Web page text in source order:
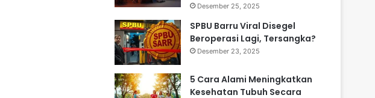
Desember 25, 2025
SPBU Barru Viral Disegel
Beroperasi Lagi, Tersangka?
Desember 23, 2025
5 Cara Alami Meningkatkan
Kesehatan Tubuh Secara